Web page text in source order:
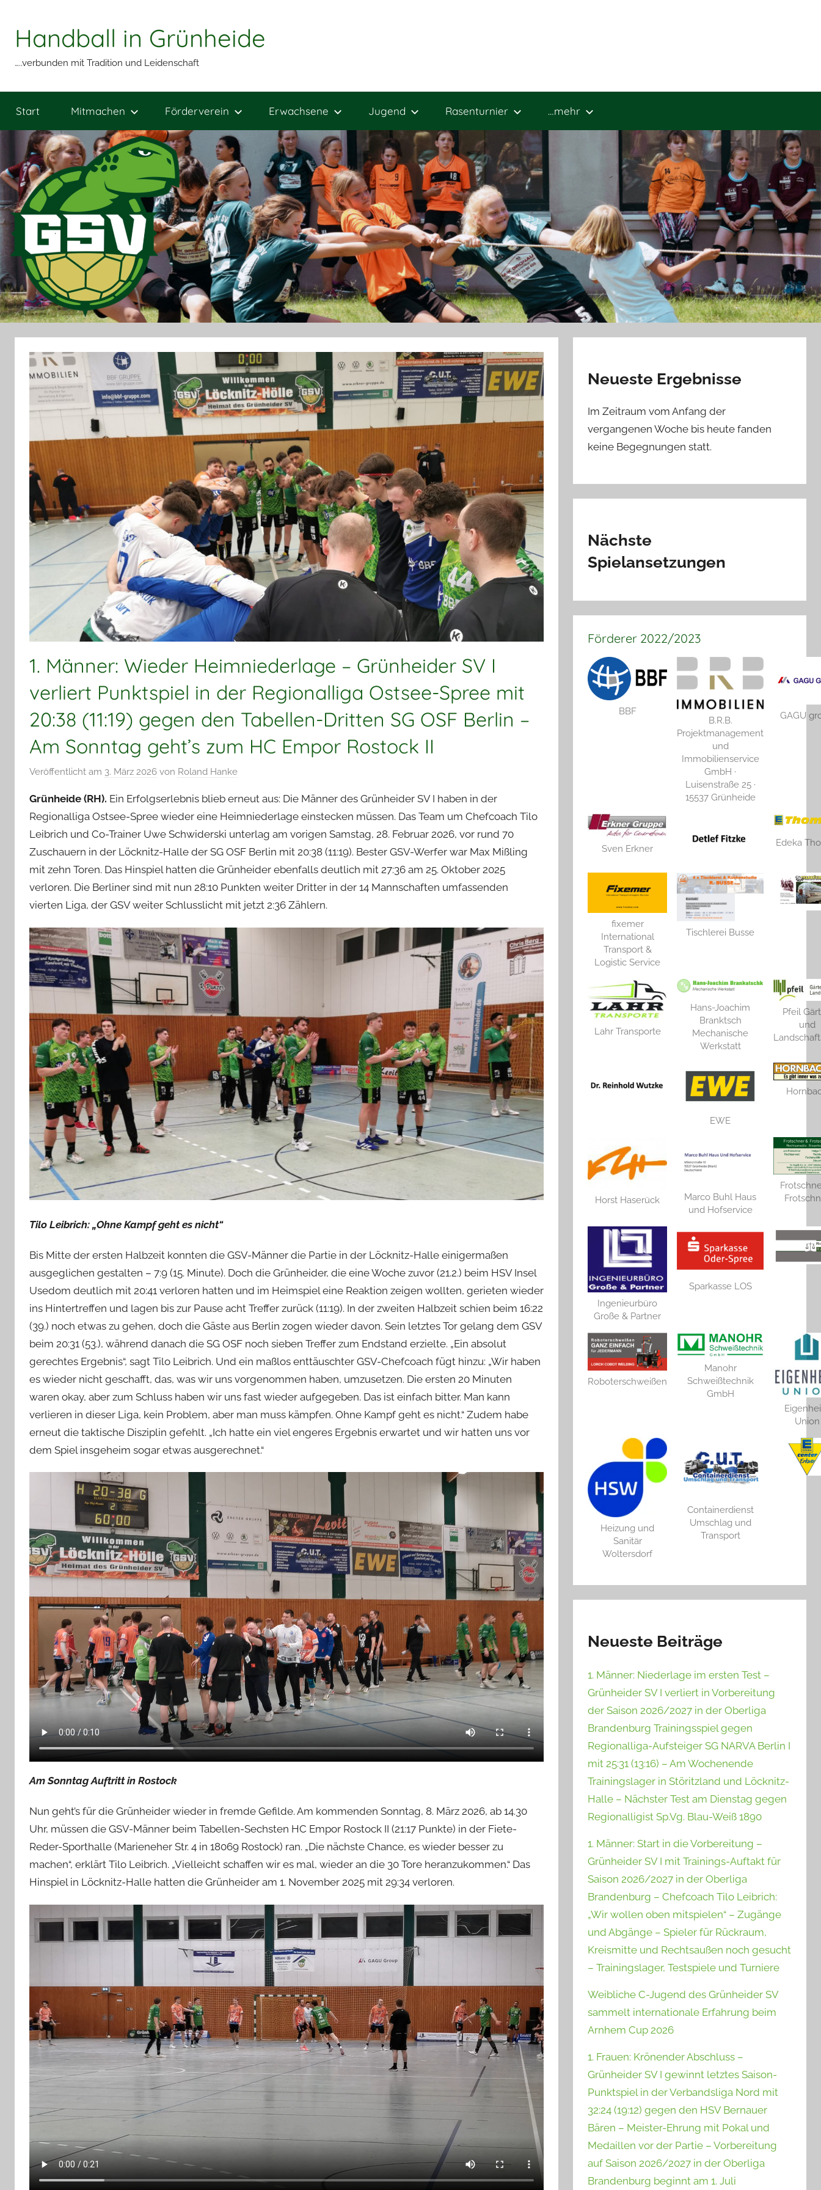
springen
Handball in Grünheide
…..verbunden mit Tradition und Leidenschaft
Start Mitmachen Förderverein Erwachsene Jugend Rasenturnier …mehr
1. Männer: Wieder Heimniederlage – Grünheider SV I
verliert Punktspiel in der Regionalliga Ostsee-Spree mit
20:38 (11:19) gegen den Tabellen-Dritten SG OSF Berlin –
Am Sonntag geht’s zum HC Empor Rostock II
Veröffentlicht am 3. März 2026 von Roland Hanke
Grünheide (RH). Ein Erfolgserlebnis blieb erneut aus: Die Männer des Grünheider SV I haben in der
Regionalliga Ostsee-Spree wieder eine Heimniederlage einstecken müssen. Das Team um Chefcoach Tilo
Leibrich und Co-Trainer Uwe Schwiderski unterlag am vorigen Samstag, 28. Februar 2026, vor rund 70
Zuschauern in der Löcknitz-Halle der SG OSF Berlin mit 20:38 (11:19). Bester GSV-Werfer war Max Mißling
mit zehn Toren. Das Hinspiel hatten die Grünheider ebenfalls deutlich mit 27:36 am 25. Oktober 2025
verloren. Die Berliner sind mit nun 28:10 Punkten weiter Dritter in der 14 Mannschaften umfassenden
vierten Liga, der GSV weiter Schlusslicht mit jetzt 2:36 Zählern.
Tilo Leibrich: „Ohne Kampf geht es nicht“
Bis Mitte der ersten Halbzeit konnten die GSV-Männer die Partie in der Löcknitz-Halle einigermaßen
ausgeglichen gestalten – 7:9 (15. Minute). Doch die Grünheider, die eine Woche zuvor (21.2.) beim HSV Insel
Usedom deutlich mit 20:41 verloren hatten und im Heimspiel eine Reaktion zeigen wollten, gerieten wieder
ins Hintertreffen und lagen bis zur Pause acht Treffer zurück (11:19). In der zweiten Halbzeit schien beim 16:22
(39.) noch etwas zu gehen, doch die Gäste aus Berlin zogen wieder davon. Sein letztes Tor gelang dem GSV
beim 20:31 (53.), während danach die SG OSF noch sieben Treffer zum Endstand erzielte. „Ein absolut
gerechtes Ergebnis“, sagt Tilo Leibrich. Und ein maßlos enttäuschter GSV-Chefcoach fügt hinzu: „Wir haben
es wieder nicht geschafft, das, was wir uns vorgenommen haben, umzusetzen. Die ersten 20 Minuten
waren okay, aber zum Schluss haben wir uns fast wieder aufgegeben. Das ist einfach bitter. Man kann
verlieren in dieser Liga, kein Problem, aber man muss kämpfen. Ohne Kampf geht es nicht.“ Zudem habe
erneut die taktische Disziplin gefehlt. „Ich hatte ein viel engeres Ergebnis erwartet und wir hatten uns vor
dem Spiel insgeheim sogar etwas ausgerechnet.“
Am Sonntag Auftritt in Rostock
Nun geht’s für die Grünheider wieder in fremde Gefilde. Am kommenden Sonntag, 8. März 2026, ab 14.30
Uhr, müssen die GSV-Männer beim Tabellen-Sechsten HC Empor Rostock II (21:17 Punkte) in der Fiete-
Reder-Sporthalle (Marieneher Str. 4 in 18069 Rostock) ran. „Die nächste Chance, es wieder besser zu
machen“, erklärt Tilo Leibrich. „Vielleicht schaffen wir es mal, wieder an die 30 Tore heranzukommen.“ Das
Hinspiel in Löcknitz-Halle hatten die Grünheider am 1. November 2025 mit 29:34 verloren.
Neueste Ergebnisse
Im Zeitraum vom Anfang der
vergangenen Woche bis heute fanden
keine Begegnungen statt.
Nächste
Spielansetzungen
Förderer 2022/2023
BBF
B.R.B.
Projektmanagement
und
Immobilienservice
GmbH ·
Luisenstraße 25 ·
15537 Grünheide
GAGU
Sven Erkner
Edeka
fixemer
International
Transport &
Logistic Service
Tischlerei Busse
Lahr Transporte
Hans-Joachim
Branktsch
Mechanische
Werkstatt
Pfeil
und
EWE
Horst Haserück
Marco Buhl Haus
und Hofservice
Ingenieurbüro
Große & Partner
Sparkasse LOS
Roboterschweißen
Manohr
Schweißtechnik
GmbH
Union
Heizung und
Sanitär
Woltersdorf
Containerdienst
Umschlag und
Transport
Neueste Beiträge
1. Männer: Niederlage im ersten Test –
Grünheider SV I verliert in Vorbereitung
der Saison 2026/2027 in der Oberliga
Brandenburg Trainingsspiel gegen
Regionalliga-Aufsteiger SG NARVA Berlin I
mit 25:31 (13:16) – Am Wochenende
Trainingslager in Störitzland und Löcknitz-
Halle – Nächster Test am Dienstag gegen
Regionalligist Sp.Vg. Blau-Weiß 1890
1. Männer: Start in die Vorbereitung –
Grünheider SV I mit Trainings-Auftakt für
Saison 2026/2027 in der Oberliga
Brandenburg – Chefcoach Tilo Leibrich:
„Wir wollen oben mitspielen“ – Zugänge
und Abgänge – Spieler für Rückraum,
Kreismitte und Rechtsaußen noch gesucht
– Trainingslager, Testspiele und Turniere
Weibliche C-Jugend des Grünheider SV
sammelt internationale Erfahrung beim
Arnhem Cup 2026
1. Frauen: Krönender Abschluss –
Grünheider SV I gewinnt letztes Saison-
Punktspiel in der Verbandsliga Nord mit
32:24 (19:12) gegen den HSV Bernauer
Bären – Meister-Ehrung mit Pokal und
Medaillen vor der Partie – Vorbereitung
auf Saison 2026/2027 in der Oberliga
Brandenburg beginnt am 1. Juli